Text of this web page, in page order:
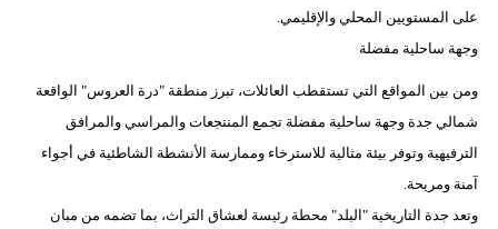
على المستويين المحلي والإقليمي.
وجهة ساحلية مفضلة
ومن بين المواقع التي تستقطب العائلات، تبرز منطقة "درة العروس" الواقعة
شمالي جدة وجهة ساحلية مفضلة تجمع المنتجعات والمراسي والمرافق
الترفيهية وتوفر بيئة مثالية للاسترخاء وممارسة الأنشطة الشاطئية في أجواء
آمنة ومريحة.
وتعد جدة التاريخية "البلد" محطة رئيسة لعشاق التراث، بما تضمه من مبان